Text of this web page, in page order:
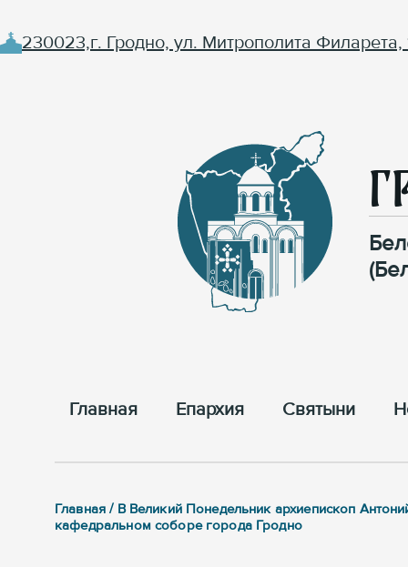
230023,г. Гродно, ул. Митрополита Филарета,
Главная Епархия Cвятыни
Главная / В Великий Понедельник архиепископ
кафедральном соборе города Гродно